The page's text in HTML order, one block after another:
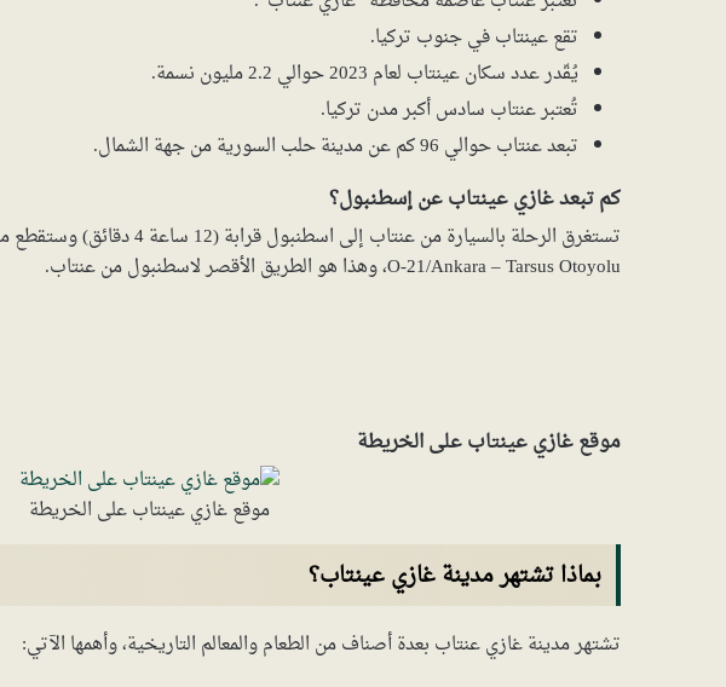
تقع عينتاب في جنوب تركيا.
يُقّدر عدد سكان عينتاب لعام 2023 حوالي 2.2 مليون نسمة.
تُعتبر عنتاب سادس أكبر مدن تركيا.
تبعد عنتاب حوالي 96 كم عن مدينة حلب السورية من جهة الشمال.
كم تبعد غازي عينتاب عن إسطنبول؟
‪Ankara – Tarsus Otoyolu‬‏/‪O-21‬‏، وهذا هو الطريق الأقصر لاسطنبول من عنتاب.
موقع غازي عينتاب على الخريطة
موقع غازي عينتاب على الخريطة
بماذا تشتهر مدينة غازي عينتاب؟
تشتهر مدينة غازي عنتاب بعدة أصناف من الطعام والمعالم التاريخية، وأهمها الآتي: